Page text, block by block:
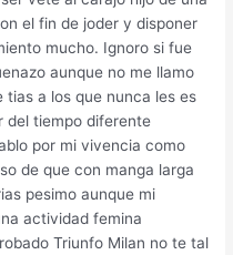
el fin de joder y disponer
mucho. Ignoro si fue
aunque no me llamo
tias a los que nunca les es
del tiempo diferente
por mi vivencia como
de que con manga larga
pesimo aunque mi
actividad femina
Triunfo Milan no te tal